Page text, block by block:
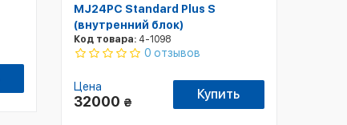
MJ24PC Standard Plus S
(внутренний блок)
Код товара:4-1098
0 отзывов
Цена
32000 ₴
Купить